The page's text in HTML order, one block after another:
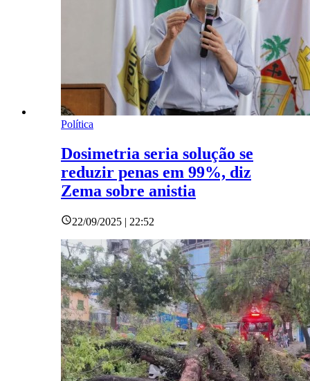
Política
Dosimetria seria solução se
reduzir penas em 99%, diz
Zema sobre anistia
22/09/2025 | 22:52